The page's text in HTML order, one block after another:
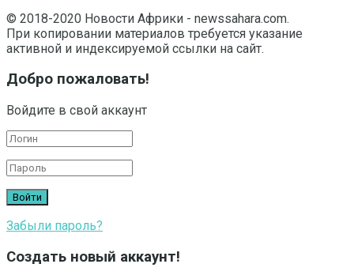
© 2018-2020 Новости Африки - newssahara.com.
При копировании материалов требуется указание
активной и индексируемой ссылки на сайт.
Добро пожаловать!
Войдите в свой аккаунт
Забыли пароль?
Создать новый аккаунт!